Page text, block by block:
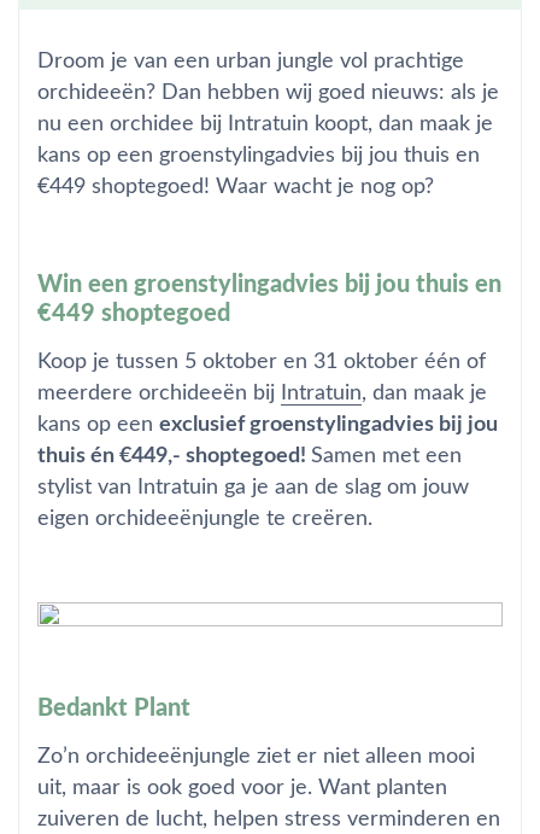
Droom je van een urban jungle vol prachtige
orchideeën? Dan hebben wij goed nieuws: als je
nu een orchidee bij Intratuin koopt, dan maak je
kans op een groenstylingadvies bij jou thuis en
€449 shoptegoed! Waar wacht je nog op?
Win een groenstylingadvies bij jou thuis en
€449 shoptegoed
Koop je tussen 5 oktober en 31 oktober één of
meerdere orchideeën bij
Intratuin, dan maak je
kans op een exclusief groenstylingadvies bij jou
thuis én €449,- shoptegoed! Samen met een
stylist van Intratuin ga je aan de slag om jouw
eigen orchideeënjungle te creëren.
Bedankt Plant
Zo’n orchideeënjungle ziet er niet alleen mooi
uit, maar is ook goed voor je. Want planten
zuiveren de lucht, helpen stress verminderen en